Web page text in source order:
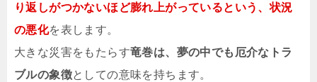
り返しがつかないほど膨れ上がっているという、状況
の悪化を表します。
大きな災害をもたらす竜巻は、夢の中でも厄介なトラ
ブルの象徴としての意味を持ちます。